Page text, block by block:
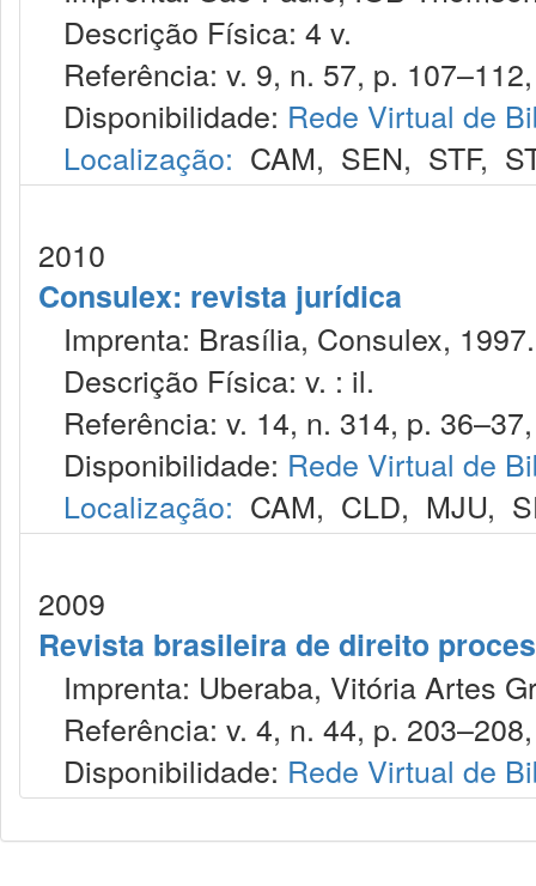
Descrição Física: 4 v.
Referência: v. 9, n. 57, p.
Disponibilidade: Rede Virtual de
Localização: CAM, SEN, STF,
2010
Consulex: revista jurídica
Imprenta: Brasília, Consulex, 1997.
Descrição Física: v. : il.
Referência: v. 14, n. 314, p.
Disponibilidade: Rede Virtual de
Localização: CAM, CLD, MJU,
2009
Revista brasileira de direito
Imprenta: Uberaba, Vitória Artes
Referência: v. 4, n. 44, p.
Disponibilidade: Rede Virtual de